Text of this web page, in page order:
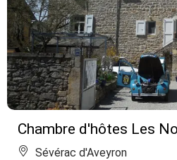
Chambre d'hôtes Les
Sévérac d'Aveyron